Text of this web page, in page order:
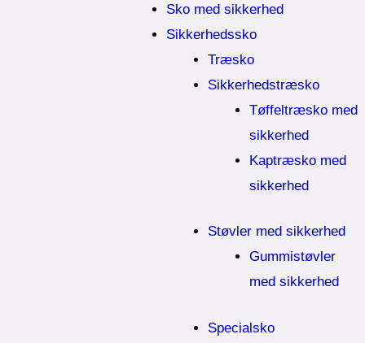
Sko med sikkerhed
Sikkerhedssko
Træsko
Sikkerhedstræsko
Tøffeltræsko med
sikkerhed
Kaptræsko med
sikkerhed
Støvler med sikkerhed
Gummistøvler
med sikkerhed
Specialsko